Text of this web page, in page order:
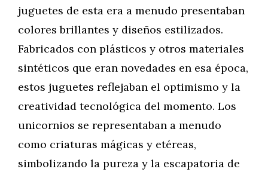
juguetes de esta era a menudo presentaban
colores brillantes y diseños estilizados.
Fabricados con plásticos y otros materiales
sintéticos que eran novedades en esa época,
estos juguetes reflejaban el optimismo y la
creatividad tecnológica del momento. Los
unicornios se representaban a menudo
como criaturas mágicas y etéreas,
simbolizando la pureza y la escapatoria de